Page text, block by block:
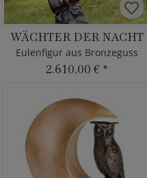
WÄCHTER DER NACHT
Eulenfigur aus Bronzeguss
2.610,00 € *